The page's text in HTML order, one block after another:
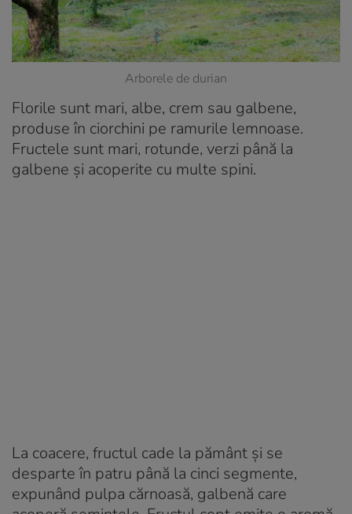
Arborele de durian
Florile sunt mari, albe, crem sau galbene,
produse în ciorchini pe ramurile lemnoase.
Fructele sunt mari, rotunde, verzi până la
galbene și acoperite cu multe spini.
La coacere, fructul cade la pământ și se
desparte în patru până la cinci segmente,
expunând pulpa cărnoasă, galbenă care